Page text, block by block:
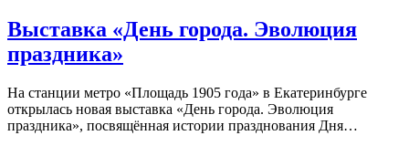
Выставка «День города. Эволюция
праздника»
На станции метро «Площадь 1905 года» в Екатеринбурге
открылась новая выставка «День города. Эволюция
праздника», посвящённая истории празднования Дня…